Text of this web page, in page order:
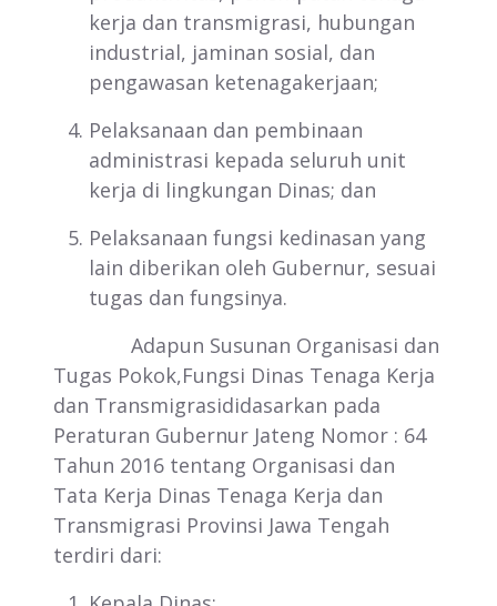
kerja dan transmigrasi, hubungan
industrial, jaminan sosial, dan
pengawasan ketenagakerjaan;
Pelaksanaan dan pembinaan
administrasi kepada seluruh unit
kerja di lingkungan Dinas; dan
Pelaksanaan fungsi kedinasan yang
lain diberikan oleh Gubernur, sesuai
tugas dan fungsinya.
Adapun Susunan Organisasi dan
Tugas Pokok,Fungsi Dinas Tenaga Kerja
dan Transmigrasididasarkan pada
Peraturan Gubernur Jateng Nomor : 64
Tahun 2016 tentang Organisasi dan
Tata Kerja Dinas Tenaga Kerja dan
Transmigrasi Provinsi Jawa Tengah
terdiri dari: